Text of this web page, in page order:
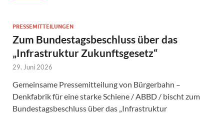
PRESSEMITTEILUNGEN
Zum Bundestagsbeschluss über das
„Infrastruktur Zukunftsgesetz“
29. Juni 2026
Gemeinsame Pressemitteilung von Bürgerbahn –
Denkfabrik für eine starke Schiene / ABBD / bischt zum
Bundestagsbeschluss über das „Infrastruktur